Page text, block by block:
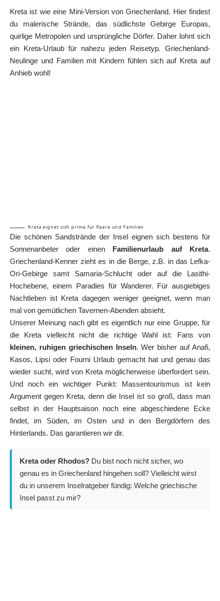
Kreta ist wie eine Mini-Version vonGriechenland. Hier findest
du malerische Strände, das südlichste Gebirge Europas,
quirlige Metropolen und ursprüngliche Dörfer. Daher lohnt sich
ein Kreta-Urlaub für nahezu jeden Reisetyp. Griechenland-
Neulinge und Familien mit Kindern fühlen sich auf Kreta auf
Anhieb wohl!
Kreta eignet sich prima für Paare und Familien
Die schönen Sandstrände der Insel eignen sich bestens für
Sonnenanbeter oder einen Familienurlaub auf Kreta.
Griechenland-Kenner zieht es in die Berge, z.B. in das Lefka-
Ori-Gebirge samt Samaria-Schlucht oder auf die Lasithi-
Hochebene, einem Paradies für Wanderer. Für ausgiebiges
Nachtleben ist Kreta dagegen weniger geeignet, wenn man
mal von gemütlichen Tavernen-Abenden absieht.
Unserer Meinung nach gibt es eigentlich nur eine Gruppe, für
die Kreta vielleicht nicht die richtige Wahl ist: Fans von
kleinen, ruhigen griechischen Inseln. Wer bisher auf Anafi,
Kasos, Lipsi oder Fourni Urlaub gemacht hat und genau das
wieder sucht, wird von Kreta möglicherweise überfordert sein.
Und noch ein wichtiger Punkt: Massentourismus ist kein
Argument gegen Kreta, denn die Insel ist so groß, dass man
selbst in der Hauptsaison noch eine abgeschiedene Ecke
findet, im Süden, im Osten und in den Bergdörfern des
Hinterlands. Das garantieren wir dir.
Kreta oder Rhodos? Du bist noch nicht sicher, wo
genau es in Griechenland hingehen soll? Vielleicht wirst
du in unserem Inselratgeber fündig: Welche griechische
Insel passt zu mir?